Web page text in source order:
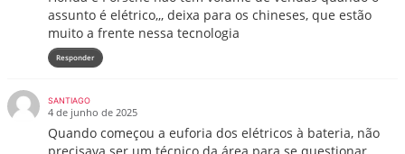
assunto é elétrico,,, deixa para os chineses, que estão
muito a frente nessa tecnologia
Responder
SANTIAGO
4 de junho de 2025
Quando começou a euforia dos elétricos à bateria, não